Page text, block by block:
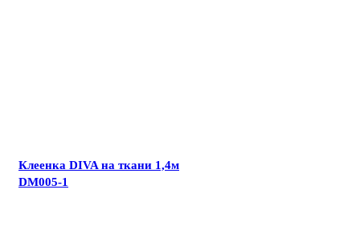
Клеенка DIVA на ткани 1,4м
DM005-1